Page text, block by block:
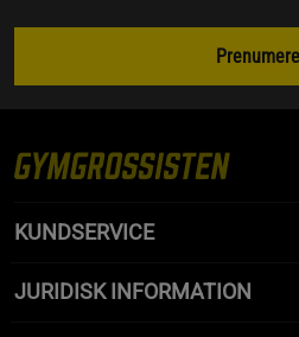
KUNDSERVICE
JURIDISK INFORMATION